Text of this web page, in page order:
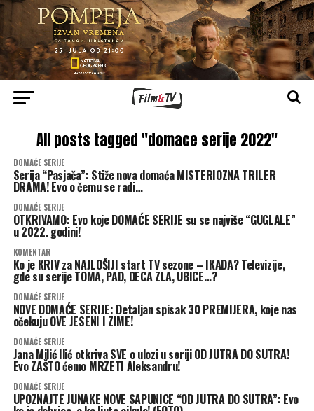
All posts tagged "domace serije 2022"
DOMAĆE SERIJE
Serija “Pasjača”: Stiže nova domaća MISTERIOZNA TRILER
DRAMA! Evo o čemu se radi…
DOMAĆE SERIJE
OTKRIVAMO: Evo koje DOMAĆE SERIJE su se najviše “GUGLALE”
u 2022. godini!
KOMENTAR
Ko je KRIV za NAJLOŠIJI start TV sezone – IKADA? Televizije,
gde su serije TOMA, PAD, DECA ZLA, UBICE…?
DOMAĆE SERIJE
NOVE DOMAĆE SERIJE: Detaljan spisak 30 PREMIJERA, koje nas
očekuju OVE JESENI I ZIME!
DOMAĆE SERIJE
Jana Milić Ilić otkriva SVE o ulozi u seriji OD JUTRA DO SUTRA!
Evo ZAŠTO ćemo MRZETI Aleksandru!
DOMAĆE SERIJE
UPOZNAJTE JUNAKE NOVE SAPUNICE “OD JUTRA DO SUTRA”: Evo